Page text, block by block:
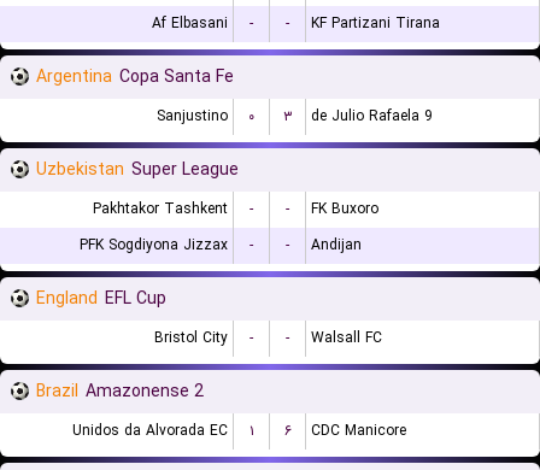
Af Elbasani
- - KF Partizani Tirana
Argentina Copa Santa Fe
Sanjustino ۰ ۳ 9 de Julio Rafaela
Uzbekistan Super League
Pakhtakor Tashkent - -
FK Buxoro
PFK Sogdiyona Jizzax
- - Andijan
England EFL Cup
Bristol City - - Walsall FC
Brazil Amazonense 2
Unidos da Alvorada EC ۱ ۶ CDC Manicore